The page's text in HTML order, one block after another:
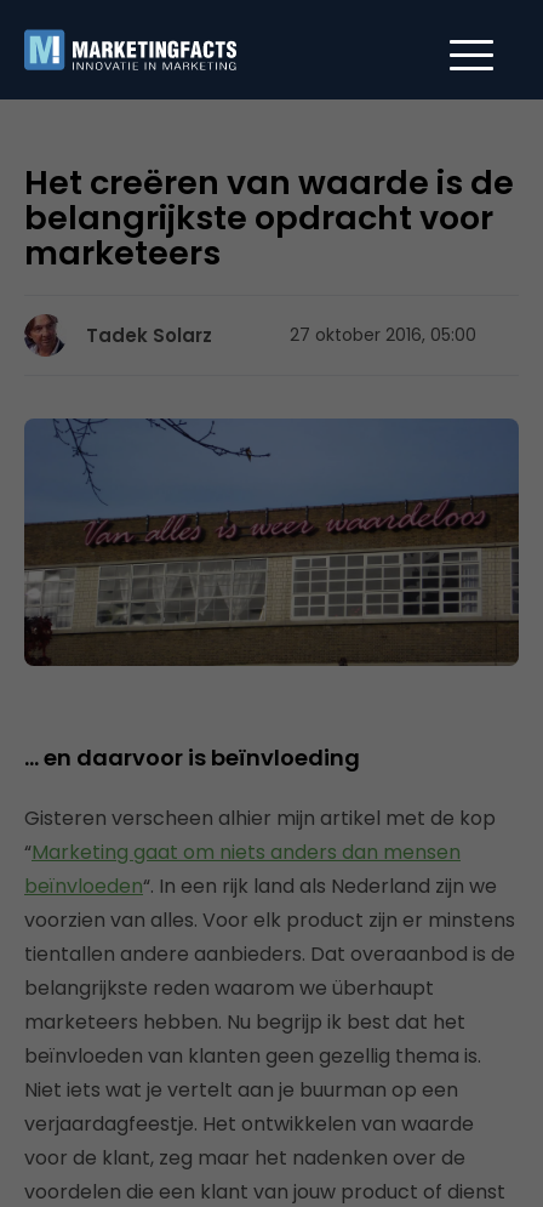
Het creëren van waarde is de
belangrijkste opdracht voor
marketeers
Tadek Solarz 27 oktober 2016, 05:00
… en daarvoor is beïnvloeding
Gisteren verscheen alhier mijn artikel met de kop
“Marketing gaat om niets anders dan mensen
beïnvloeden“. In een rijk land als Nederland zijn we
voorzien van alles. Voor elk product zijn er minstens
tientallen andere aanbieders. Dat overaanbod is de
belangrijkste reden waarom we überhaupt
marketeers hebben. Nu begrijp ik best dat het
beïnvloeden van klanten geen gezellig thema is.
Niet iets wat je vertelt aan je buurman op een
verjaardagfeestje. Het ontwikkelen van waarde
voor de klant, zeg maar het nadenken over de
voordelen die een klant van jouw product of dienst